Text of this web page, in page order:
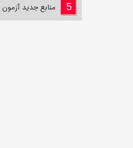
5 منابع جدید آزمون tömer